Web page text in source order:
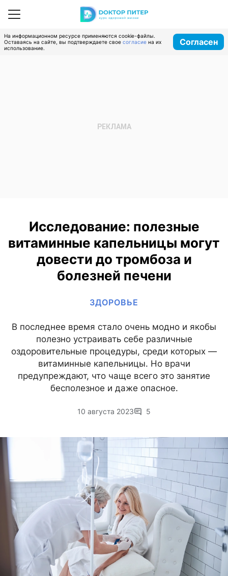
На информационном ресурсе применяются cookie-файлы.
Оставаясь на сайте, вы подтверждаете свое согласие на их
использование.
Согласен
Исследование: полезные
витаминные капельницы могут
довести до тромбоза и
болезней печени
ЗДОРОВЬЕ
В последнее время стало очень модно и якобы
полезно устраивать себе различные
оздоровительные процедуры, среди которых —
витаминные капельницы. Но врачи
предупреждают, что чаще всего это занятие
бесполезное и даже опасное.
10 августа 2023 5